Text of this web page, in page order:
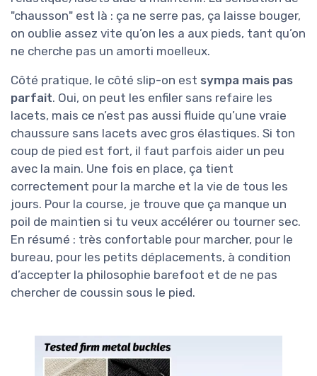
"chausson" est là : ça ne serre pas, ça laisse bouger,
on oublie assez vite qu’on les a aux pieds, tant qu’on
ne cherche pas un amorti moelleux.
Côté pratique, le côté slip-on est sympa mais pas
parfait. Oui, on peut les enfiler sans refaire les
lacets, mais ce n’est pas aussi fluide qu’une vraie
chaussure sans lacets avec gros élastiques. Si ton
coup de pied est fort, il faut parfois aider un peu
avec la main. Une fois en place, ça tient
correctement pour la marche et la vie de tous les
jours. Pour la course, je trouve que ça manque un
poil de maintien si tu veux accélérer ou tourner sec.
En résumé : très confortable pour marcher, pour le
bureau, pour les petits déplacements, à condition
d’accepter la philosophie barefoot et de ne pas
chercher de coussin sous le pied.